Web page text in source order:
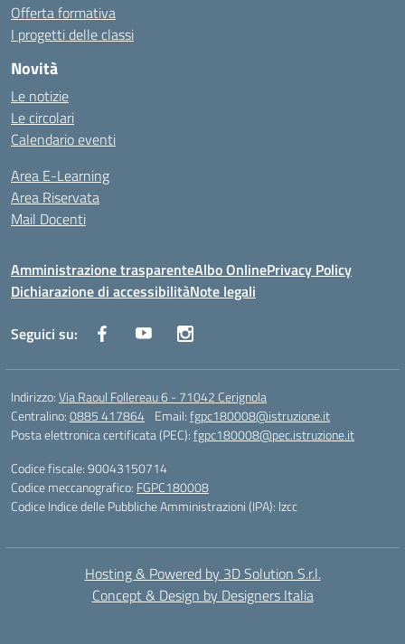
Offerta formativa
I progetti delle classi
Novità
Le notizie
Le circolari
Calendario eventi
Area E-Learning
Area Riservata
Mail Docenti
Amministrazione trasparenteAlbo OnlinePrivacy Policy
Dichiarazione di accessibilitàNote legali
Seguici su:
Indirizzo:Via Raoul Follereau 6 - 71042 Cerignola
Centralino:0885 417864 Email:fgpc180008@istruzione.it
Posta elettronica certificata (PEC):fgpc180008@pec.istruzione.it
Codice fiscale: 90043150714
Codice meccanografico: FGPC180008
Codice Indice delle Pubbliche Amministrazioni (IPA): lzcc
Hosting & Powered by 3D Solution S.r.l.
Concept & Design by Designers Italia